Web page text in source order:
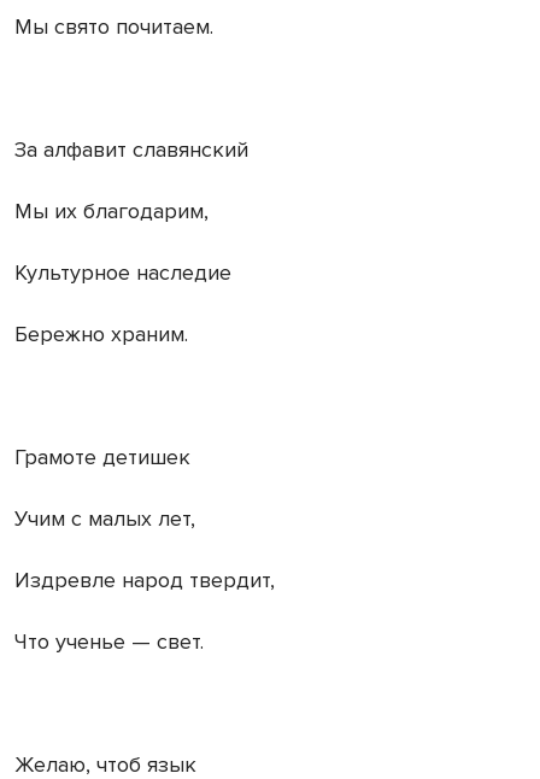
Мы свято почитаем.
За алфавит славянский
Мы их благодарим,
Культурное наследие
Бережно храним.
Грамоте детишек
Учим с малых лет,
Издревле народ твердит,
Что ученье — свет.
Желаю, чтоб язык